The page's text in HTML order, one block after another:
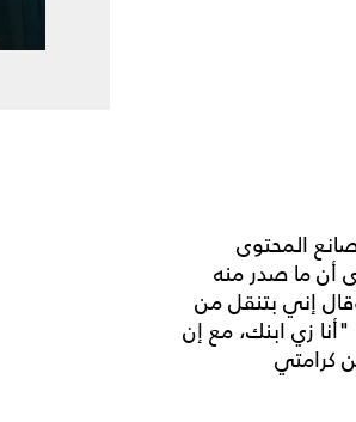
المحتوى
أن ما صدر منه
إني بتنقل من
زي ابنك، مع إن
كرامتي